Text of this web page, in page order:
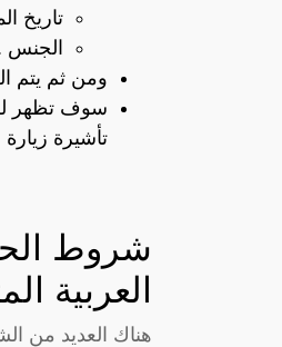
تاريخ
الجنس
ومن ثم يتم
سوف تظهر
تأشيرة
شروط
العربية
هناك العديد من